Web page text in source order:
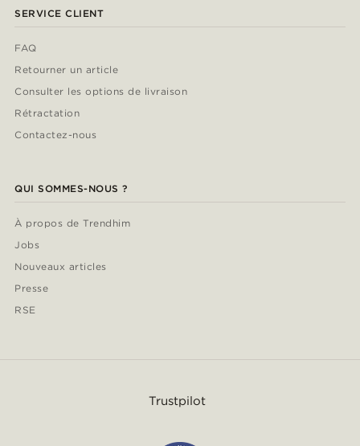
SERVICE CLIENT
FAQ
Retourner un article
Consulter les options de livraison
Rétractation
Contactez-nous
QUI SOMMES-NOUS ?
À propos de Trendhim
Jobs
Nouveaux articles
Presse
RSE
Trustpilot